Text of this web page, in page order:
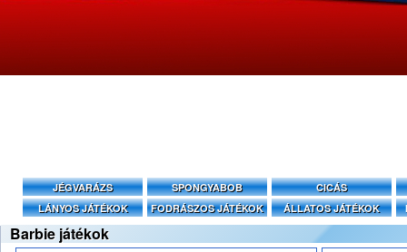
JÉGVARÁZS SPONGYABOB
CICÁS
LÁNYOS JÁTÉKOK
FODRÁSZOS JÁTÉKOK ÁLLATOS JÁTÉKOK
Barbie játékok